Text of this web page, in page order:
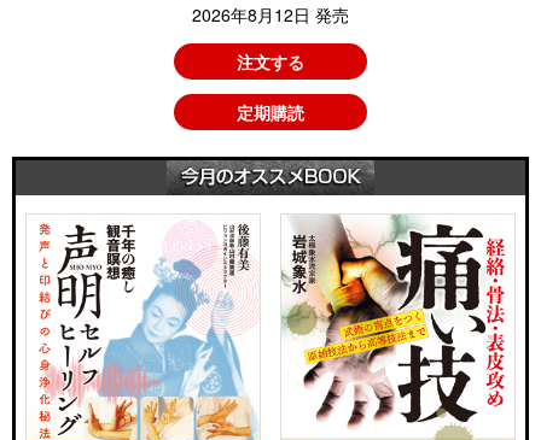
2026年8月12日 発売
注文する
定期購読